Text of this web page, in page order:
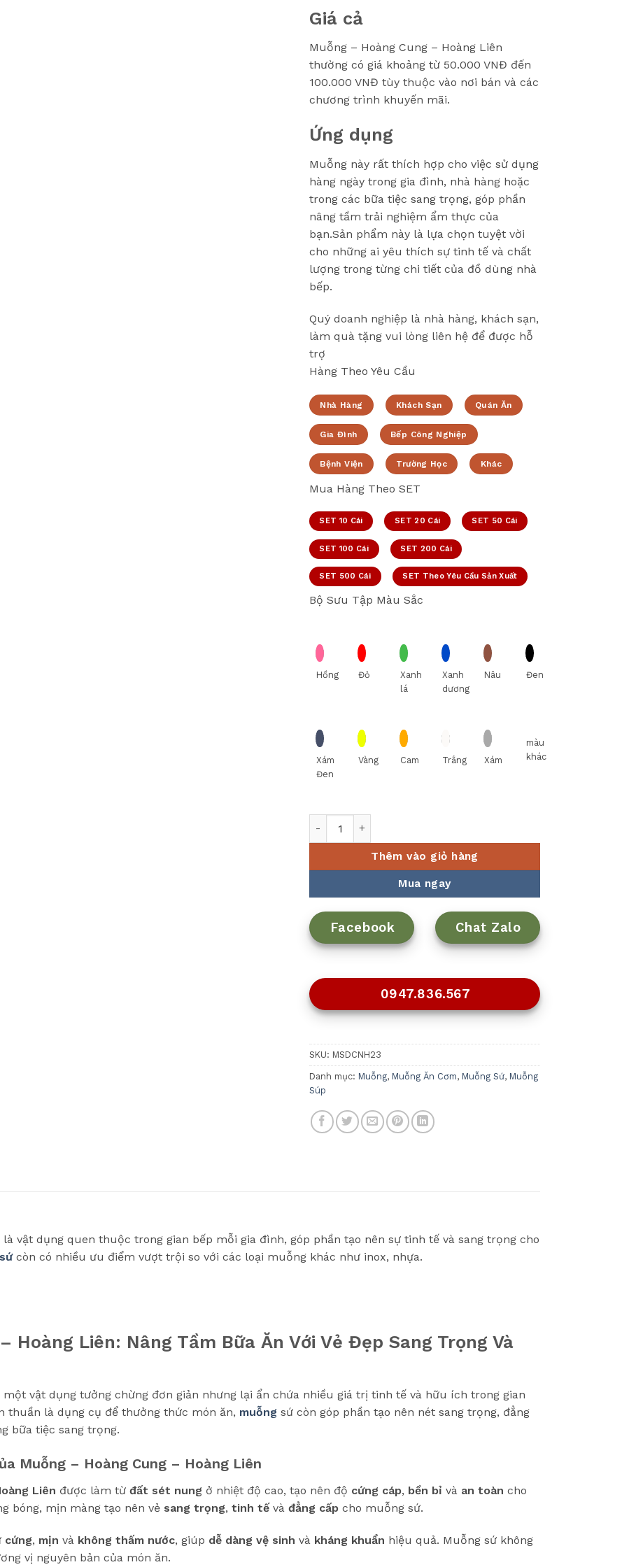
Giá cả
Muỗng – Hoàng Cung – Hoàng Liên
thường có giá khoảng từ 50.000 VNĐ đến
100.000 VNĐ tùy thuộc vào nơi bán và các
chương trình khuyến mãi.
Ứng dụng
Muỗng này rất thích hợp cho việc sử dụng
hàng ngày trong gia đình, nhà hàng hoặc
trong các bữa tiệc sang trọng, góp phần
nâng tầm trải nghiệm ẩm thực của
bạn.Sản phẩm này là lựa chọn tuyệt vời
cho những ai yêu thích sự tinh tế và chất
lượng trong từng chi tiết của đồ dùng nhà
bếp.
Quý doanh nghiệp là nhà hàng, khách sạn,
làm quà tặng vui lòng liên hệ để được hỗ
trợ
Hàng Theo Yêu Cầu
Nhà Hàng Khách Sạn Quán Ăn
Gia Đình Bếp Công Nghiệp
Bệnh Viện Trường Học Khác
Mua Hàng Theo SET
SET 10 Cái SET 20 Cái SET 50 Cái
SET 100 Cái SET 200 Cái
SET 500 Cái SET Theo Yêu Cầu Sản Xuất
Bộ Sưu Tập Màu Sắc
Hồng Đỏ
Xanh
lá
Xanh
dương
Nâu Đen
Xám
Đen
Vàng Cam Trắng Xám
màu
khác
Thêm vào giỏ hàng
Mua ngay
Facebook Chat Zalo
0947.836.567
SKU: MSDCNH23
Danh mục: Muỗng, Muỗng Ăn Cơm, Muỗng Sứ, Muỗng
Súp
là vật dụng quen thuộc trong gian bếp mỗi gia đình, góp phần tạo nên sự tinh tế và sang trọng cho
còn có nhiều ưu điểm vượt trội so với các loại muỗng khác như inox, nhựa.
Hoàng Liên: Nâng Tầm Bữa Ăn Với Vẻ Đẹp Sang Trọng Và
một vật dụng tưởng chừng đơn giản nhưng lại ẩn chứa nhiều giá trị tinh tế và hữu ích trong gian
thuần là dụng cụ để thưởng thức món ăn, muỗng sứ còn góp phần tạo nên nét sang trọng, đẳng
bữa tiệc sang trọng.
Muỗng – Hoàng Cung – Hoàng Liên
Liên được làm từ đất sét nung ở nhiệt độ cao, tạo nên độ cứng cáp, bền bỉ và an toàn cho
bóng, mịn màng tạo nên vẻ sang trọng, tinh tế và đẳng cấp cho muỗng sứ.
cứng, mịn và không thấm nước, giúp dễ dàng vệ sinh và kháng khuẩn hiệu quả. Muỗng sứ không
vị nguyên bản của món ăn.